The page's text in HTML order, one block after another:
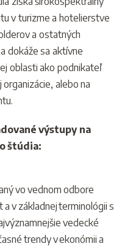
v turizme a hotelierstve
a ostatných
dokáže sa aktívne
oblasti ako podnikateľ
alebo na
výstupy na
štúdia:
vo vednom odbore
a v základnej terminológii s
vedecké
trendy v ekonómii a